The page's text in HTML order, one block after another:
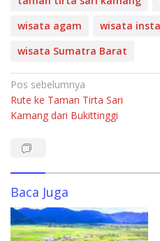
o
o
k
A
p
p
dI
n
r
wisata agam
wisata
wisata Sumatra Barat
Navigasi
pos
Pos sebelumnya
Rute ke Taman Tirta Sari
Kamang dari Bukittinggi
Baca Juga